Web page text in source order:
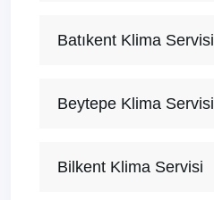
Batıkent Klima Servisi
Beytepe Klima Servisi
Bilkent Klima Servisi